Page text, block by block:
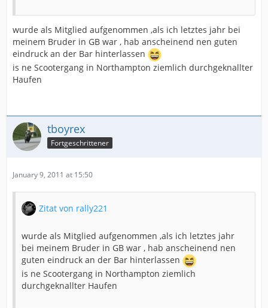
wurde als Mitglied aufgenommen ,als ich letztes jahr bei
meinem Bruder in GB war , hab anscheinend nen guten
eindruck an der Bar hinterlassen
is ne Scootergang in Northampton ziemlich durchgeknallter
Haufen
tboyrex
Fortgeschrittener
January 9, 2011 at 15:50
Zitat von rally221
wurde als Mitglied aufgenommen ,als ich letztes jahr
bei meinem Bruder in GB war , hab anscheinend nen
guten eindruck an der Bar hinterlassen
is ne Scootergang in Northampton ziemlich
durchgeknallter Haufen